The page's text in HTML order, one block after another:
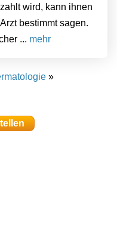
wird, kann ihnen
bestimmt sagen.
... mehr
»